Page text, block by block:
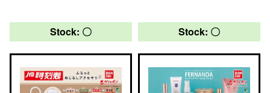
Stock: 〇 Stock: 〇